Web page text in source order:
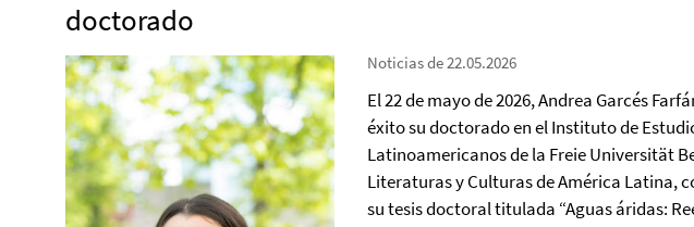
doctorado
Noticias de 22.05.2026
El 22 de mayo de 2026, Andrea Garcés
éxito su doctorado en el Instituto de
Latinoamericanos de la Freie Universität
Literaturas y Culturas de América Latina,
su tesis doctoral titulada “Aguas áridas: